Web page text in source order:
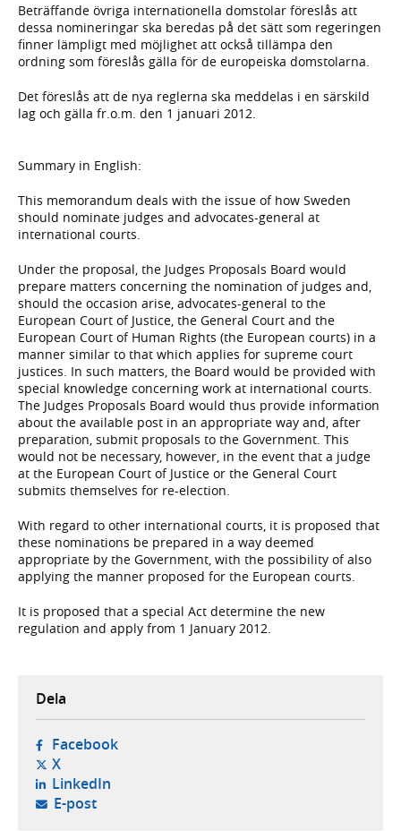
Beträffande övriga internationella domstolar föreslås att
dessa nomineringar ska beredas på det sätt som regeringen
finner lämpligt med möjlighet att också tillämpa den
ordning som föreslås gälla för de europeiska domstolarna.
Det föreslås att de nya reglerna ska meddelas i en särskild
lag och gälla fr.o.m. den 1 januari 2012.
Summary in English:
This memorandum deals with the issue of how Sweden
should nominate judges and advocates-general at
international courts.
Under the proposal, the Judges Proposals Board would
prepare matters concerning the nomination of judges and,
should the occasion arise, advocates-general to the
European Court of Justice, the General Court and the
European Court of Human Rights (the European courts) in a
manner similar to that which applies for supreme court
justices. In such matters, the Board would be provided with
special knowledge concerning work at international courts.
The Judges Proposals Board would thus provide information
about the available post in an appropriate way and, after
preparation, submit proposals to the Government. This
would not be necessary, however, in the event that a judge
at the European Court of Justice or the General Court
submits themselves for re-election.
With regard to other international courts, it is proposed that
these nominations be prepared in a way deemed
appropriate by the Government, with the possibility of also
applying the manner proposed for the European courts.
It is proposed that a special Act determine the new
regulation and apply from 1 January 2012.
Dela
Facebook- öppnas i ny flik, extern webbplats,
X- öppnas i ny flik, extern webbplats,
LinkedIn- öppnas i ny flik, extern webbplats,
E-post- öppnar din e-postklient,